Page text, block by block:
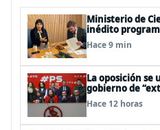
Ministerio de
inédito
estudiantes de
ciberseguridad
Hace 9 min
La oposición
gobierno de
Hace 12 horas